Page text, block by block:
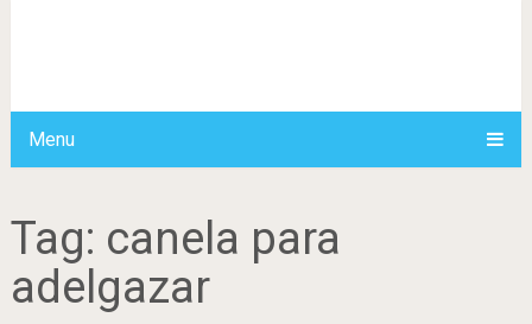
Menu
Tag: canela para
adelgazar